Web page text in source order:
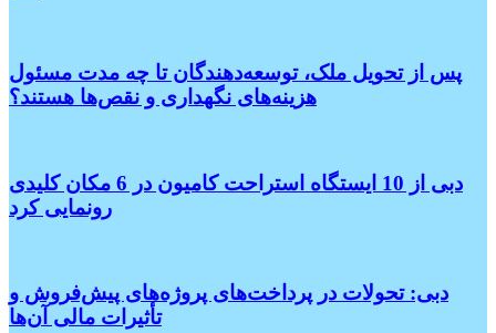
پس از تحویل ملک، توسعه‌دهندگان تا چه مدت مسئول
هزینه‌های نگهداری و نقص‌ها هستند؟
دبی از 10 ایستگاه استراحت کامیون در 6 مکان کلیدی
رونمایی کرد
دبی: تحولات در پرداخت‌های پروژه‌های پیش‌فروش و
تأثیرات مالی آن‌ها